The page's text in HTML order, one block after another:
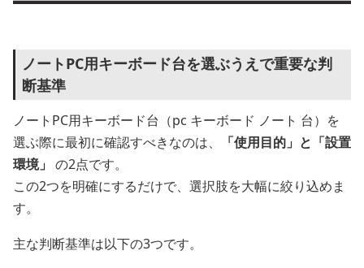
ノートPC用キーボード台を選ぶうえで重要な判
断基準
ノートPC用キーボード台（pc キーボード ノート 台）を
選ぶ際に最初に確認すべきなのは、
「使用目的」と「設置
環境」 の2点です。
この2つを明確にするだけで、選択肢を大幅に絞り込めま
す。
主な判断基準は以下の3つです。